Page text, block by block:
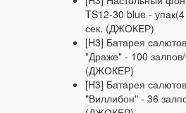
TS12-30 blue -
сек. (ДЖОКЕР)
[H3] Батарея
"Драже" - 100
(ДЖОКЕР)
[H3] Батарея
"Виллибон" - 36